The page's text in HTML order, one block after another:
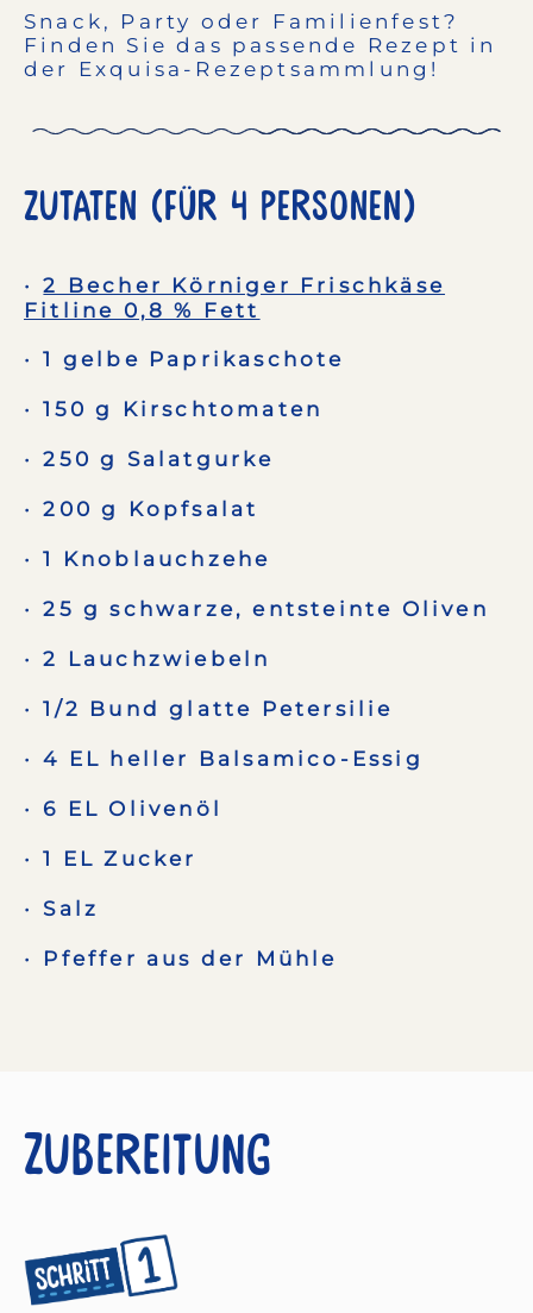
Snack, Party oder Familienfest?
Finden Sie das passende Rezept in
der Exquisa-Rezeptsammlung!
Zutaten (Für 4 Personen)
2 Becher Körniger Frischkäse
Fitline 0,8 % Fett
1 gelbe Paprikaschote
150 g Kirschtomaten
250 g Salatgurke
200 g Kopfsalat
1 Knoblauchzehe
25 g schwarze, entsteinte Oliven
2 Lauchzwiebeln
1/2 Bund glatte Petersilie
4 EL heller Balsamico-Essig
6 EL Olivenöl
1 EL Zucker
Salz
Pfeffer aus der Mühle
Zubereitung